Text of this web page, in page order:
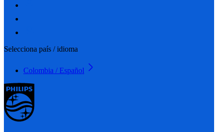
Selecciona país / idioma
Colombia / Español